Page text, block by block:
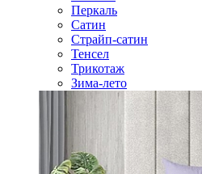
Перкаль
Сатин
Страйп-сатин
Тенсел
Трикотаж
Зима-лето